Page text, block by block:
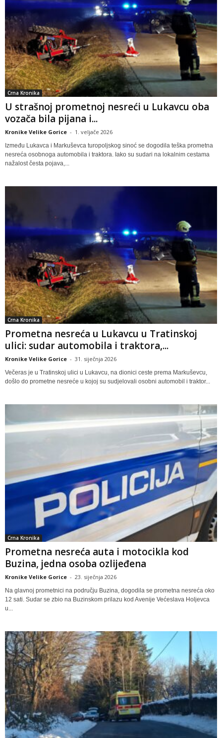
Crna Kronika
U strašnoj prometnoj nesreći u Lukavcu oba
vozača bila pijana i...
Kronike Velike Gorice - 1. veljače 2026
Između Lukavca i Markuševca turopoljskog sinoć se dogodila teška prometna
nesreća osobnoga automobila i traktora. Iako su sudari na lokalnim cestama
nažalost česta pojava,...
Crna Kronika
Prometna nesreća u Lukavcu u Tratinskoj
ulici: sudar automobila i traktora,...
Kronike Velike Gorice - 31. siječnja 2026
Večeras je u Tratinskoj ulici u Lukavcu, na dionici ceste prema Markuševcu,
došlo do prometne nesreće u kojoj su sudjelovali osobni automobil i traktor...
Crna Kronika
Prometna nesreća auta i motocikla kod
Buzina, jedna osoba ozlijeđena
Kronike Velike Gorice - 23. siječnja 2026
Na glavnoj prometnici na području Buzina, dogodila se prometna nesreća oko
12 sati. Sudar se zbio na Buzinskom prilazu kod Avenije Većeslava Holjevca
u...